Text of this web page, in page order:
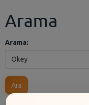
Arama
Arama:
Ara